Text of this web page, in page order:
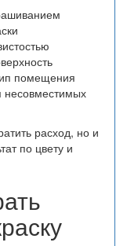
помещения
несовместимых
расход, но и
по цвету и